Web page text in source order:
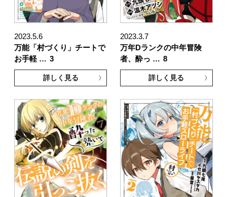
2023.5.6
万能「村づくり」チートで
お手軽 … 3
詳しく見る
2023.3.7
万年Dランクの中年冒険
者、酔っ … 8
詳しく見る